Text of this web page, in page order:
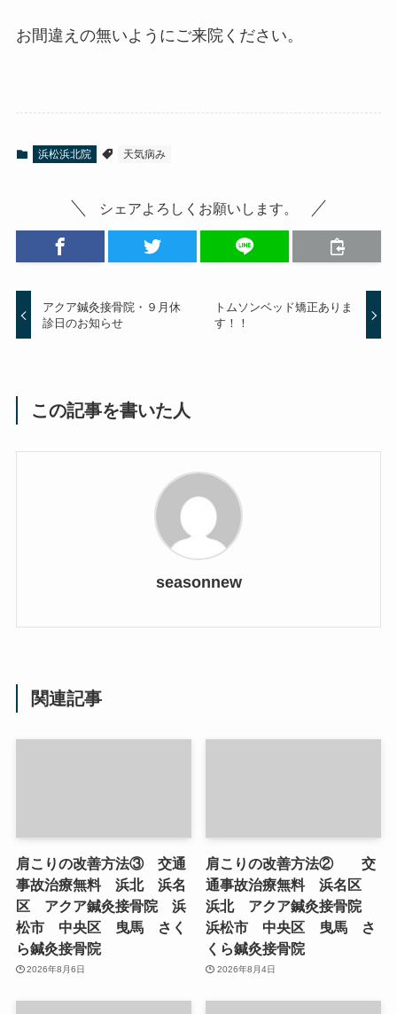
お間違えの無いようにご来院ください。
浜松浜北院 天気病み
シェアよろしくお願いします。
アクア鍼灸接骨院・９月休
診日のお知らせ
トムソンベッド矯正ありま
す！！
この記事を書いた人
seasonnew
関連記事
肩こりの改善方法③ 交通
事故治療無料 浜北 浜名
区 アクア鍼灸接骨院 浜
松市 中央区 曳馬 さく
ら鍼灸接骨院
2026年8月6日
肩こりの改善方法② 交
通事故治療無料 浜名区
浜北 アクア鍼灸接骨院
浜松市 中央区 曳馬 さ
くら鍼灸接骨院
2026年8月4日